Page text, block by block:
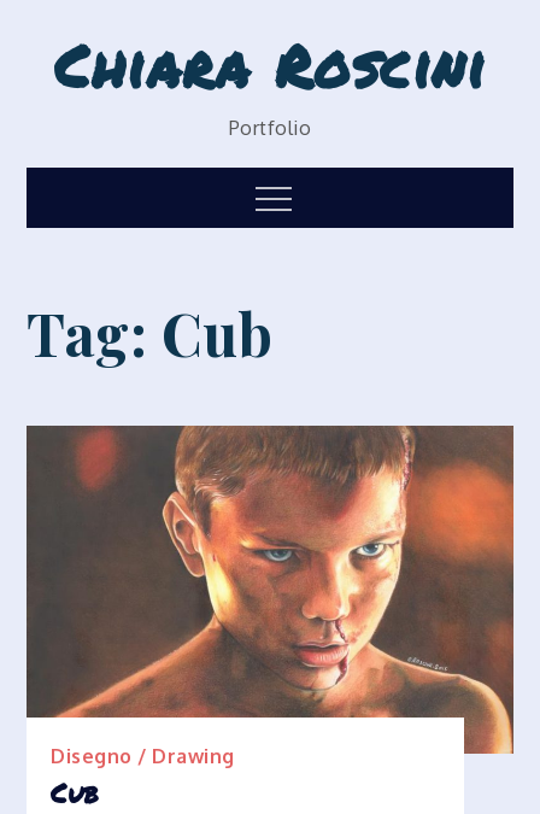
contentChiara Roscini
Portfolio
Menu
Tag: Cub
Disegno / Drawing
Cub